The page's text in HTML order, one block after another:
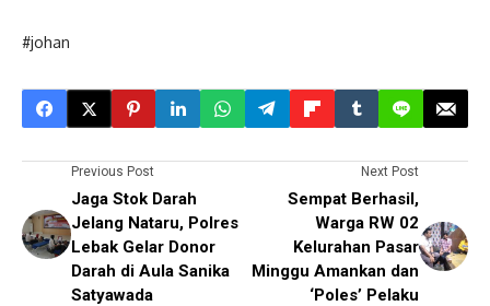
#johan
Previous Post
Jaga Stok Darah
Jelang Nataru, Polres
Lebak Gelar Donor
Darah di Aula Sanika
Satyawada
Next Post
Sempat Berhasil,
Warga RW 02
Kelurahan Pasar
Minggu Amankan dan
‘Poles’ Pelaku